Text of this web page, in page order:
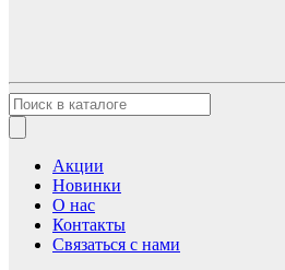
Акции
Новинки
О нас
Контакты
Связаться с нами